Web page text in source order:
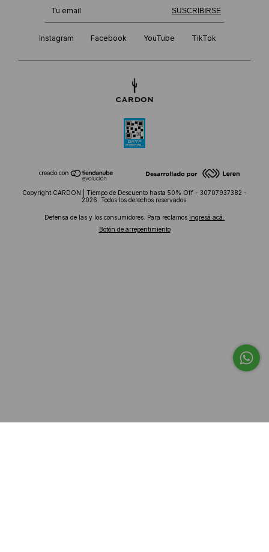
SUSCRIBIRSE
¡Te suscribiste exitosamente!
Instagram Facebook YouTube TikTok
Copyright CARDON | Tiempo de Descuento hasta 50% Off - 30707937382 -
2026. Todos los derechos reservados.
Defensa de las y los consumidores. Para reclamos ingresá acá.
Botón de arrepentimiento